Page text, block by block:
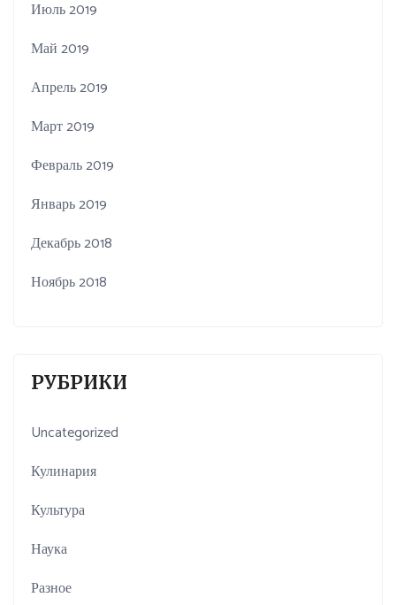
Июль 2019
Май 2019
Апрель 2019
Март 2019
Февраль 2019
Январь 2019
Декабрь 2018
Ноябрь 2018
РУБРИКИ
Uncategorized
Кулинария
Культура
Наука
Разное